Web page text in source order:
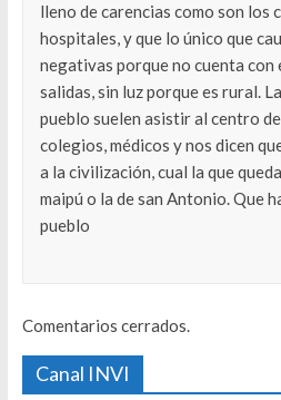
lleno de carencias como son
hospitales, y que lo único que
negativas porque no cuenta con
salidas, sin luz porque es rural.
pueblo suelen asistir al centro
colegios, médicos y nos dicen
a la civilización, cual la que
maipú o la de san Antonio. Que
pueblo
Comentarios cerrados.
Canal INVI